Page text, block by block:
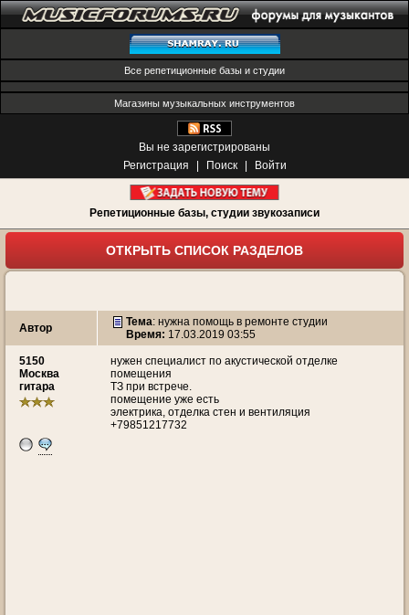
Все репетиционные базы и студии
Магазины музыкальных инструментов
Вы не зарегистрированы
Регистрация
Поиск Войти
Репетиционные базы, студии звукозаписи
ОТКРЫТЬ СПИСОК РАЗДЕЛОВ
Автор Тема: нужна помощь в ремонте студии
Время: 17.03.2019 03:55
5150
Москва
гитара
нужен специалист по акустической отделке
помещения
ТЗ при встрече.
помещение уже есть
электрика, отделка стен и вентиляция
+79851217732